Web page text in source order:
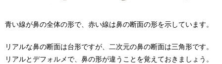
青い線が鼻の全体の形で、赤い線は鼻の断面の形を示しています。
リアルな鼻の断面は台形ですが、二次元の鼻の断面は三角形です。
リアルとデフォルメで、鼻の形が違うことを覚えておきましょう。